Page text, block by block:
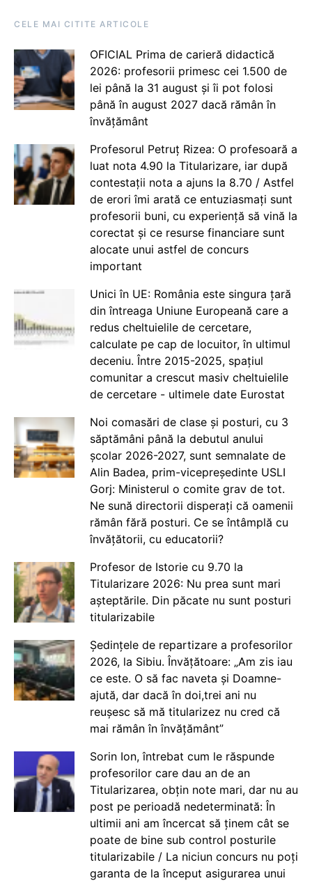
CELE MAI CITITE ARTICOLE
OFICIAL Prima de carieră didactică
2026: profesorii primesc cei 1.500 de
lei până la 31 august și îi pot folosi
până în august 2027 dacă rămân în
învățământ
Profesorul Petruț Rizea: O profesoară a
luat nota 4.90 la Titularizare, iar după
contestații nota a ajuns la 8.70 / Astfel
de erori îmi arată ce entuziasmați sunt
profesorii buni, cu experiență să vină la
corectat și ce resurse financiare sunt
alocate unui astfel de concurs
important
Unici în UE: România este singura țară
din întreaga Uniune Europeană care a
redus cheltuielile de cercetare,
calculate pe cap de locuitor, în ultimul
deceniu. Între 2015-2025, spațiul
comunitar a crescut masiv cheltuielile
de cercetare - ultimele date Eurostat
Noi comasări de clase și posturi, cu 3
săptămâni până la debutul anului
școlar 2026-2027, sunt semnalate de
Alin Badea, prim-vicepreședinte USLI
Gorj: Ministerul o comite grav de tot.
Ne sună directorii disperați că oamenii
rămân fără posturi. Ce se întâmplă cu
învățătorii, cu educatorii?
Profesor de Istorie cu 9.70 la
Titularizare 2026: Nu prea sunt mari
așteptările. Din păcate nu sunt posturi
titularizabile
Ședințele de repartizare a profesorilor
2026, la Sibiu. Învățătoare: „Am zis iau
ce este. O să fac naveta și Doamne-
ajută, dar dacă în doi,trei ani nu
reușesc să mă titularizez nu cred că
mai rămân în învățământ”
Sorin Ion, întrebat cum le răspunde
profesorilor care dau an de an
Titularizarea, obțin note mari, dar nu au
post pe perioadă nedeterminată: În
ultimii ani am încercat să ținem cât se
poate de bine sub control posturile
titularizabile / La niciun concurs nu poți
garanta de la început asigurarea unui